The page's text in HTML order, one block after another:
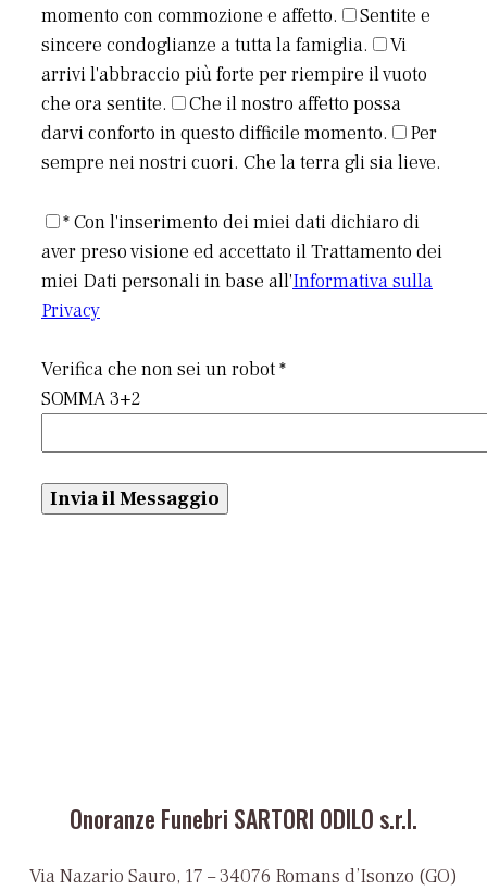
momento con commozione e affetto.
Sentite e
sincere condoglianze a tutta la famiglia.
Vi
arrivi l'abbraccio più forte per riempire il vuoto
che ora sentite.
Che il nostro affetto possa
darvi conforto in questo difficile momento.
Per
sempre nei nostri cuori. Che la terra gli sia lieve.
* Con l'inserimento dei miei dati dichiaro di
aver preso visione ed accettato il Trattamento dei
miei Dati personali in base all'Informativa sulla
Privacy
Verifica che non sei un robot *
SOMMA 3+2
Onoranze Funebri SARTORI ODILO s.r.l.
Via Nazario Sauro, 17 – 34076 Romans d’Isonzo (GO)